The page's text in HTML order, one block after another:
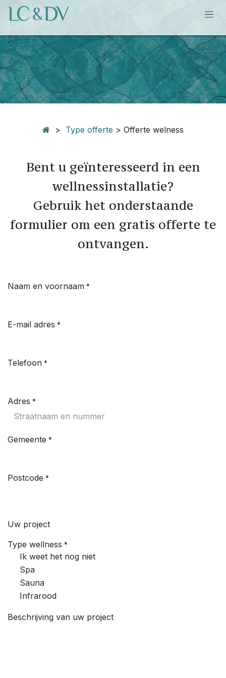
Overslaan naar inhoud
> Type offerte > Offerte welness
Bent u geïnteresseerd in een
wellnessinstallatie?
Gebruik het onderstaande
formulier om een gratis offerte te
ontvangen.
Naam en voornaam *
E-mail adres *
Telefoon *
Adres *
Gemeente *
Postcode *
Uw project
Type wellness *
Ik weet het nog niet
Spa
Sauna
Infrarood
Beschrijving van uw project